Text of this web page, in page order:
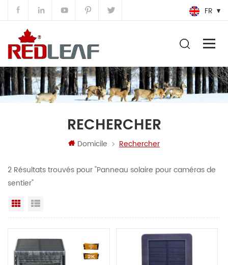
FR
RECHERCHER
Domicile Rechercher
2 Résultats trouvés pour "Panneau solaire pour caméras de
sentier"
Grille